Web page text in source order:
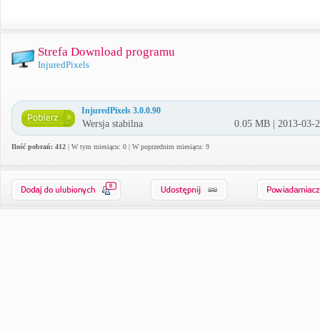
Strefa Download programu
InjuredPixels
InjuredPixels 3.0.0.90
Wersja stabilna 0.05 MB | 2013-03-
Ilość pobrań: 412 | W tym miesiącu: 0 | W poprzednim miesiącu: 9
0